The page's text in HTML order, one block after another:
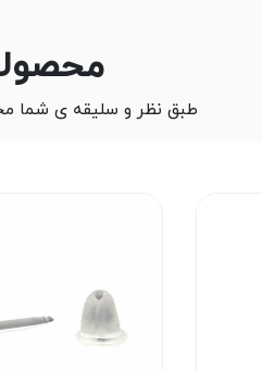
طبق نظر و سلیقه ی شما